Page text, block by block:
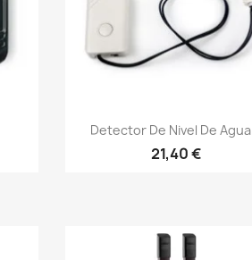
Vista rápida
Detector De Nivel De
21,40 €